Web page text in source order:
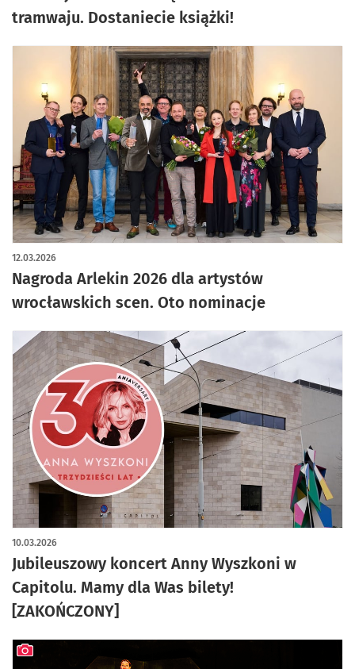
tramwaju. Dostaniecie książki!
Nagroda Arlekin 2026 dla artystów
wrocławskich scen. Oto nominacje
12.03.2026
Jubileuszowy koncert Anny Wyszkoni w
Capitolu. Mamy dla Was bilety!
[ZAKOŃCZONY]
10.03.2026